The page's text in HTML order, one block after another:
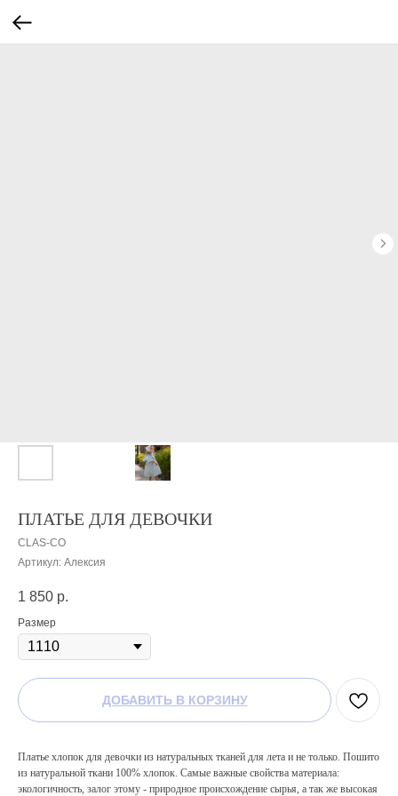
ПЛАТЬЕ ДЛЯ ДЕВОЧКИ
CLAS-CO
Артикул: Алексия
1 850 р.
Размер
ДОБАВИТЬ В КОРЗИНУ
Платье хлопок для девочки из натуральных тканей для лета и не только. Пошито
из натуральной ткани 100% хлопок. Самые важные свойства материала:
экологичность, залог этому - природное происхождение сырья, а так же высокая